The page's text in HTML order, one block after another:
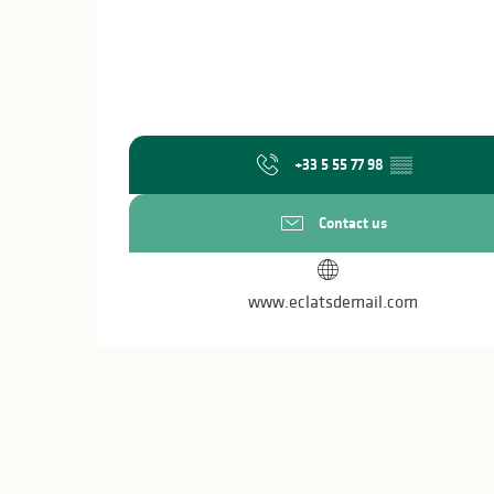
+33 5 55 77 98 ▒▒
Contact us
www.eclatsdemail.com